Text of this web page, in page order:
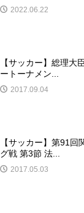
2022.06.22
【サッカー】総理大
ートーナメン...
2017.09.04
【サッカー】第91回
グ戦 第3節 法...
2017.05.03